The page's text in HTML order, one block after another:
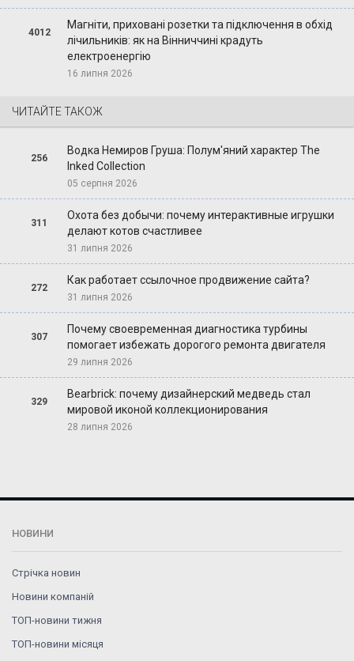
4012
Магніти, приховані розетки та підключення в обхід
лічильників: як на Вінниччині крадуть
електроенергію
16 липня 2026
ЧИТАЙТЕ ТАКОЖ
256
Водка Немиров Груша: Полум'яний характер The
Inked Collection
05 серпня 2026
311
Охота без добычи: почему интерактивные игрушки
делают котов счастливее
31 липня 2026
272
Как работает ссылочное продвижение сайта?
31 липня 2026
307
Почему своевременная диагностика турбины
помогает избежать дорогого ремонта двигателя
29 липня 2026
329
Bearbrick: почему дизайнерский медведь стал
мировой иконой коллекционирования
28 липня 2026
НОВИНИ
Стрічка новин
Новини компаній
ТОП-новини тижня
ТОП-новини місяця